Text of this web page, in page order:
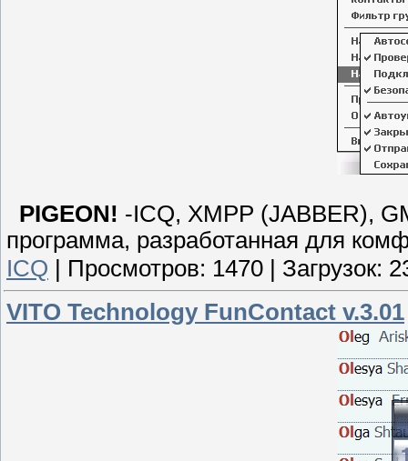
PIGEON! -ICQ, XMPP (JABBER),
программа, разработанная для
ICQ
Просмотров: 1470 Загрузок:
VITO Technology FunContact v.3.01